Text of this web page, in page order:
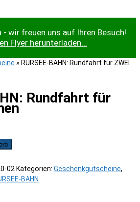
wir freuen uns auf Ihren Besuch!
Flyer herunterladen...
» RURSEE-BAHN: Rundfahrt für ZWEI
Rundfahrt für
02 Kategorien: Geschenkgutscheine,
BAHN